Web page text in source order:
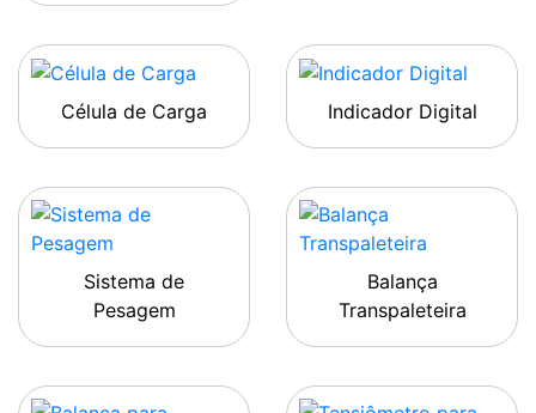
Célula de Carga Indicador Digital
Sistema de
Pesagem
Balança
Transpaleteira